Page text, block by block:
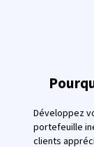
Développez
portefeuille
clients